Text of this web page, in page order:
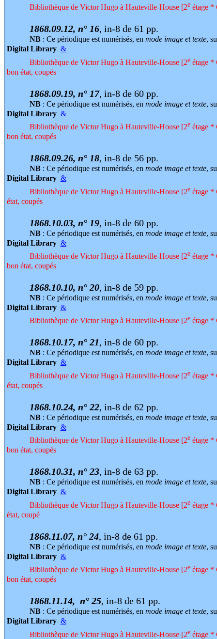
Bibliothèque de Victor Hugo à Hauteville-House [2eétage *
1868.09.12, n° 16, in-8 de 61 pp.
NB: Ce périodique est numérisés, en mode image et texte,
Digital Library &
Bibliothèque de Victor Hugo à Hauteville-House [2eétage *
bon état, coupés
1868.09.19, n° 17, in-8 de 60 pp.
NB: Ce périodique est numérisés, en mode image et texte,
Digital Library &
Bibliothèque de Victor Hugo à Hauteville-House [2eétage *
bon état, coupés
1868.09.26, n° 18, in-8 de 56 pp.
NB: Ce périodique est numérisés, en mode image et texte,
Digital Library &
Bibliothèque de Victor Hugo à Hauteville-House [2eétage *
état, coupés
1868.10.03, n° 19, in-8 de 60 pp.
NB: Ce périodique est numérisés, en mode image et texte,
Digital Library &
Bibliothèque de Victor Hugo à Hauteville-House [2eétage *
bon état, coupés
1868.10.10, n° 20, in-8 de 59 pp.
NB: Ce périodique est numérisés, en mode image et texte,
Digital Library &
Bibliothèque de Victor Hugo à Hauteville-House [2eétage *
1868.10.17, n° 21, in-8 de 60 pp.
NB: Ce périodique est numérisés, en mode image et texte,
Digital Library &
Bibliothèque de Victor Hugo à Hauteville-House [2eétage *
état, coupés
1868.10.24, n° 22, in-8 de 62 pp.
NB: Ce périodique est numérisés, en mode image et texte,
Digital Library &
Bibliothèque de Victor Hugo à Hauteville-House [2eétage *
bon état, coupés
1868.10.31, n° 23, in-8 de 63 pp.
NB: Ce périodique est numérisés, en mode image et texte,
Digital Library &
Bibliothèque de Victor Hugo à Hauteville-House [2eétage *
état, coupé
1868.11.07, n° 24, in-8 de 61 pp.
NB: Ce périodique est numérisés, en mode image et texte,
Digital Library &
Bibliothèque de Victor Hugo à Hauteville-House [2eétage *
bon état, coupés
1868.11.14, n° 25, in-8 de 61 pp.
NB: Ce périodique est numérisés, en mode image et texte,
Digital Library &
Bibliothèque de Victor Hugo à Hauteville-House [2eétage *